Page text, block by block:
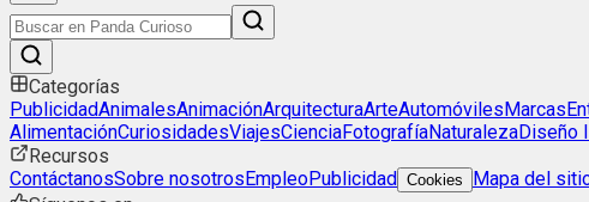
Categorías
PublicidadAnimalesAnimaciónArquitecturaArteAutomóvilesMarcas
AlimentaciónCuriosidadesViajesCienciaFotografíaNaturalezaDiseño
Recursos
ContáctanosSobre nosotrosEmpleoPublicidad Cookies Mapa del